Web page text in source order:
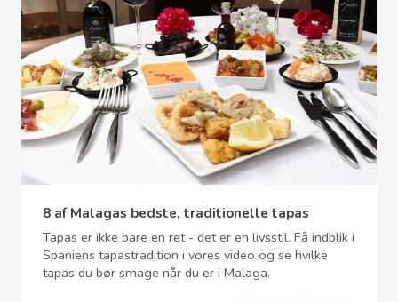
8 af Malagas bedste, traditionelle tapas
Tapas er ikke bare en ret - det er en livsstil. Få indblik i
Spaniens tapastradition i vores video og se hvilke
tapas du bør smage når du er i Malaga.